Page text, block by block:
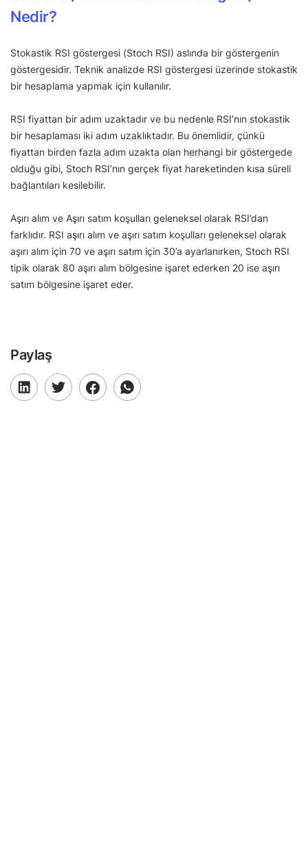
Nedir?
Stokastik RSI göstergesi (Stoch RSI) aslında bir göstergenin
göstergesidir. Teknik analizde RSI göstergesi üzerinde stokastik
bir hesaplama yapmak için kullanılır.
RSI fiyattan bir adım uzaktadır ve bu nedenle RSI’nın stokastik
bir hesaplaması iki adım uzaklıktadır. Bu önemlidir, çünkü
fiyattan birden fazla adım uzakta olan herhangi bir göstergede
olduğu gibi, Stoch RSI’nın gerçek fiyat hareketinden kısa süreli
bağlantıları kesilebilir.
Aşırı alım ve Aşırı satım koşulları geleneksel olarak RSI’dan
farklıdır. RSI aşırı alım ve aşırı satım koşulları geleneksel olarak
aşırı alım için 70 ve aşırı satım için 30’a ayarlanırken, Stoch RSI
tipik olarak 80 aşırı alım bölgesine işaret ederken 20 ise aşırı
satım bölgesine işaret eder.
Paylaş